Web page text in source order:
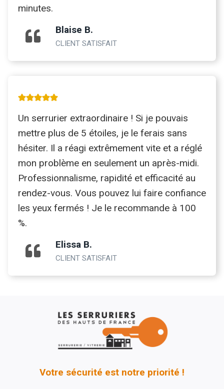
minutes.
Blaise B.
CLIENT SATISFAIT
Un serrurier extraordinaire ! Si je pouvais
mettre plus de 5 étoiles, je le ferais sans
hésiter. Il a réagi extrêmement vite et a réglé
mon problème en seulement un après-midi.
Professionnalisme, rapidité et efficacité au
rendez-vous. Vous pouvez lui faire confiance
les yeux fermés ! Je le recommande à 100
%.
Elissa B.
CLIENT SATISFAIT
Votre sécurité est notre priorité !